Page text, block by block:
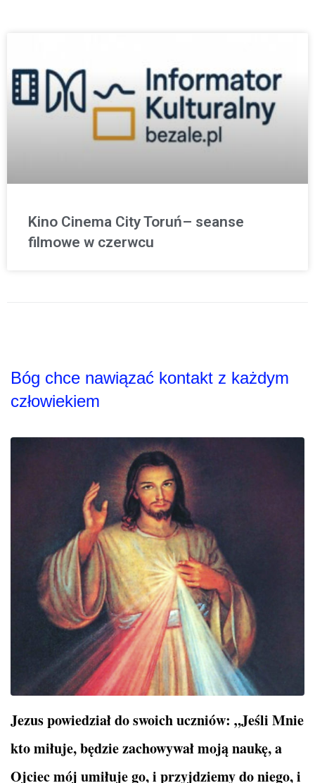
Kino Cinema City Toruń– seanse
filmowe w czerwcu
Bóg chce nawiązać kontakt z każdym
człowiekiem
Jezus powiedział do swoich uczniów: „Jeśli Mnie
kto miłuje, będzie zachowywał moją naukę, a
Ojciec mój umiłuje go, i przyjdziemy do niego, i